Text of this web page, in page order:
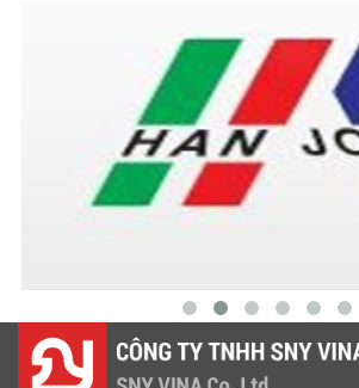
LƯỚI NUÔI TRỒNG HẢI SẢN